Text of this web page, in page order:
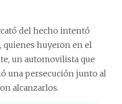
del hecho intentó
quienes huyeron en el
un automovilista que
una persecución junto al
alcanzarlos.